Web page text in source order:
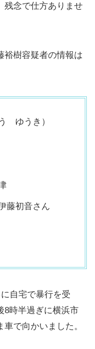
残念で仕方ありませ
裕樹容疑者の情報は
ゆうき）
藤初音さん
自宅で暴行を受
8時半過ぎに横浜市
で向かいました。